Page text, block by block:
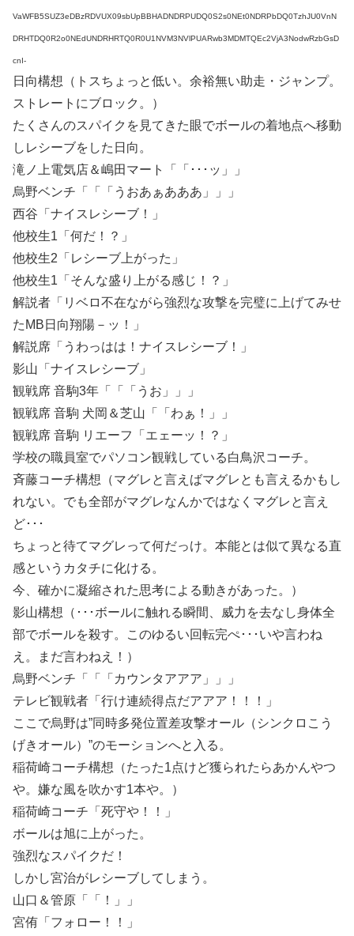
VaWFB5SUZ3eDBzRDVUX09sbUpBBHADNDRPUDQ0S2s0NEt0NDRPbDQ0TzhJU0VnN
DRHTDQ0R2o0NEdUNDRHRTQ0R0U1NVM3NVlPUARwb3MDMTQEc2VjA3NodwRzbGsD
cnI-
日向構想（トスちょっと低い。余裕無い助走・ジャンプ。
ストレートにブロック。）
たくさんのスパイクを見てきた眼でボールの着地点へ移動
しレシーブをした日向。
滝ノ上電気店＆嶋田マート「「･･･ッ」」
烏野ベンチ「「「うおあぁあああ」」」
西谷「ナイスレシーブ！」
他校生1「何だ！？」
他校生2「レシーブ上がった」
他校生1「そんな盛り上がる感じ！？」
解説者「リベロ不在ながら強烈な攻撃を完璧に上げてみせ
たMB日向翔陽－ッ！」
解説席「うわっはは！ナイスレシーブ！」
影山「ナイスレシーブ」
観戦席 音駒3年「「「うお」」」
観戦席 音駒 犬岡＆芝山「「わぁ！」」
観戦席 音駒 リエーフ「エェーッ！？」
学校の職員室でパソコン観戦している白鳥沢コーチ。
斉藤コーチ構想（マグレと言えばマグレとも言えるかもし
れない。でも全部がマグレなんかではなくマグレと言え
ど･･･
ちょっと待てマグレって何だっけ。本能とは似て異なる直
感というカタチに化ける。
今、確かに凝縮された思考による動きがあった。）
影山構想（･･･ボールに触れる瞬間、威力を去なし身体全
部でボールを殺す。このゆるい回転完ぺ･･･いや言わね
え。まだ言わねえ！）
烏野ベンチ「「「カウンタアアア」」」
テレビ観戦者「行け連続得点だアアア！！！」
ここで烏野は”同時多発位置差攻撃オール（シンクロこう
げきオール）”のモーションへと入る。
稲荷崎コーチ構想（たった1点けど獲られたらあかんやつ
や。嫌な風を吹かす1本や。）
稲荷崎コーチ「死守や！！」
ボールは旭に上がった。
強烈なスパイクだ！
しかし宮治がレシーブしてしまう。
山口＆管原「「！」」
宮侑「フォロー！！」